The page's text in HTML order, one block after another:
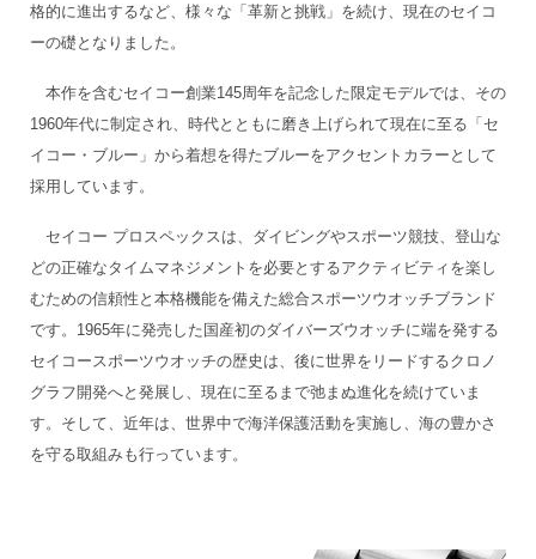
格的に進出するなど、様々な「革新と挑戦」を続け、現在のセイコ
ーの礎となりました。
本作を含むセイコー創業145周年を記念した限定モデルでは、その
1960年代に制定され、時代とともに磨き上げられて現在に至る「セ
イコー・ブルー」から着想を得たブルーをアクセントカラーとして
採用しています。
セイコー プロスペックスは、ダイビングやスポーツ競技、登山な
どの正確なタイムマネジメントを必要とするアクティビティを楽し
むための信頼性と本格機能を備えた総合スポーツウオッチブランド
です。1965年に発売した国産初のダイバーズウオッチに端を発する
セイコースポーツウオッチの歴史は、後に世界をリードするクロノ
グラフ開発へと発展し、現在に至るまで弛まぬ進化を続けていま
す。そして、近年は、世界中で海洋保護活動を実施し、海の豊かさ
を守る取組みも行っています。